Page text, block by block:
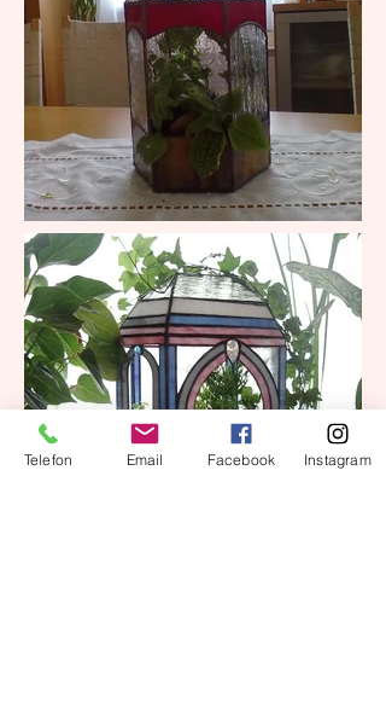
Telefon Email Facebook Instagram